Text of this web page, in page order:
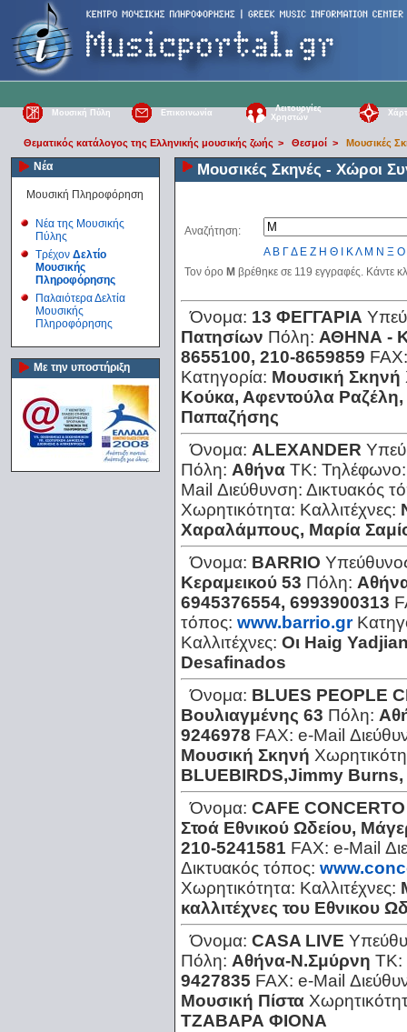
Μουσική Πύλη Επικοινωνία
Λειτουργίες
Χρηστών
Θεματικός κατάλογος της Ελληνικής μουσικής ζωής > Θεσμοί > Μουσικές
Νέα
Μουσική Πληροφόρηση
Νέα της Μουσικής
Πύλης
Τρέχον Δελτίο
Μουσικής
Πληροφόρησης
Παλαιότερα Δελτία
Μουσικής
Πληροφόρησης
Με την υποστήριξη
Μουσικές Σκηνές - Χώροι
Αναζήτηση:
Α Β ΓΔ Ε Ζ Η Θ ΚΛ Μ Ν Ξ Ο
Τον όρο Μ βρέθηκε σε 119 εγγραφές. Κάντε
Όνομα: 13 ΦΕΓΓΑΡΙΑ
Πατησίων Πόλη: ΑΘΗΝΑ -
8655100, 210-8659859
Κατηγορία: Μουσική Σκηνή
Κούκα, Αφεντούλα
Παπαζήσης
Όνομα: ALEXANDER
Πόλη: Αθήνα ΤΚ:
Mail Διεύθυνση: Δικτυακός
Χωρητικότητα: Καλλιτέχνες:
Χαραλάμπους, Μαρία
Όνομα: BARRIO
Κεραμεικού 53 Πόλη:
6945376554, 6993900313
τόπος: www.barrio.gr
Καλλιτέχνες: Οι Haig
Desafinados
Όνομα: BLUES PEOPLE
Βουλιαγμένης 63 Πόλη:
9246978 FAX: e-Mail
Μουσική Σκηνή
BLUEBIRDS,Jimmy
Όνομα: CAFE CONCERTO
Στοά Εθνικού Ωδείου,
210-5241581 FAX: e-Mail
Δικτυακός τόπος:
Χωρητικότητα: Καλλιτέχνες:
καλλιτέχνες του Εθνικου
Όνομα: CASA LIVE
Πόλη: Αθήνα-Ν.Σμύρνη ΤΚ:
9427835 FAX: e-Mail
Μουσική Πίστα
ΤΖΑΒΑΡΑ ΦΙΟΝΑ